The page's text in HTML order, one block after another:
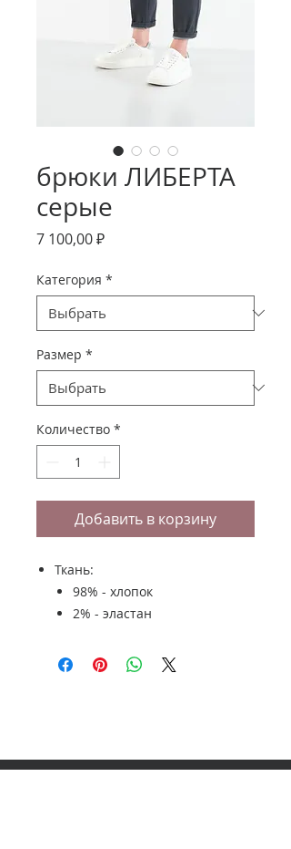
брюки ЛИБЕРТА
серые
7 100,00 ₽Цена
Категория *
Размер *
Количество *
Добавить в корзину
Ткань:
98% - хлопок
2% - эластан